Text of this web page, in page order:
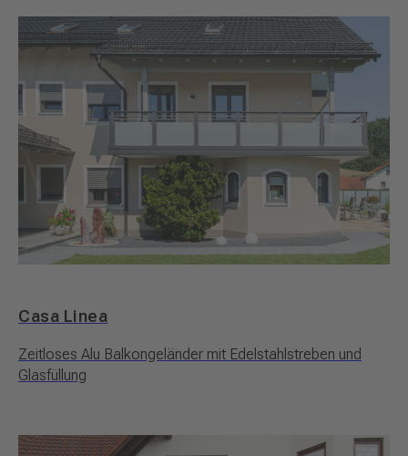
Casa Linea
Zeitloses Alu Balkongeländer mit Edelstahlstreben und
Glasfüllung